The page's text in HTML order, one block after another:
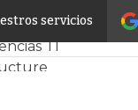
servicios
Proyectos
TI